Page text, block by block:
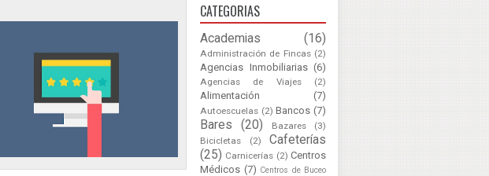
CATEGORIAS
Academias (16)
Administración de Fincas (2)
Agencias Inmobiliarias (6)
Agencias de Viajes (2)
Alimentación (7)
Autoescuelas (2) Bancos (7)
Bares (20) Bazares
(3)
Bicicletas
(2)
Cafeterías
(25) Carnicerías (2) Centros
Médicos (7) Centros de Buceo